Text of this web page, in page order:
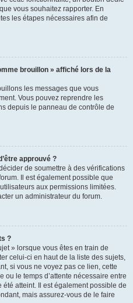
vous souhaitez rapporter. En
les étapes nécessaires afin de
brouillon » affiché lors de la
les messages que vous
Vous pouvez reprendre les
depuis le panneau de contrôle de
approuvé ?
de soumettre à des vérifications
Il est également possible que
aux permissions limitées.
un administrateur du forum.
?
» lorsque vous êtes en train de
celui-ci en haut de la liste des sujets,
si vous ne voyez pas ce lien, cette
ou le temps d’attente nécessaire entre
été atteint. Il est également possible de
mais assurez-vous de le faire